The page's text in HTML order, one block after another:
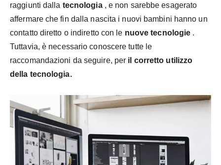
raggiunti dalla tecnologia , e non sarebbe esagerato
affermare che fin dalla nascita i nuovi bambini hanno un
contatto diretto o indiretto con le nuove tecnologie .
Tuttavia, è necessario conoscere tutte le
raccomandazioni da seguire, per il corretto utilizzo
della tecnologia.